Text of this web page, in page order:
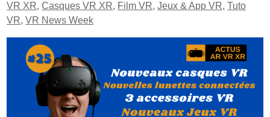
VR XR,Casques VR XR, Film VR,Jeux & App VR,Tuto
VR,VR News Week